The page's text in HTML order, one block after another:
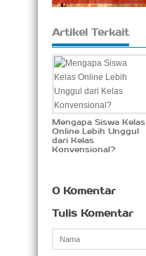
Artikel Terkait
Mengapa Siswa Kelas
Online Lebih Unggul
dari Kelas
Konvensional?
0 Komentar
Tulis Komentar